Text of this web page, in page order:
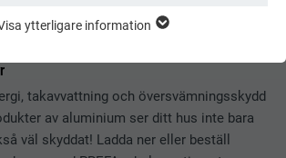
takavvattning och översvämningsskydd
av aluminium ser ditt hus inte bara
väl skyddat! Ladda ner eller beställ
Detta säkerställer att webbplatsen
Visa information om kakor
ytterligare information